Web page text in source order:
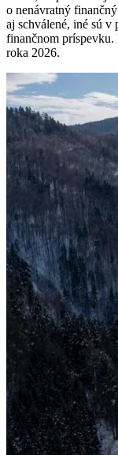
o nenávratný
aj schválené, iné sú v
finančnom
roka 2026.